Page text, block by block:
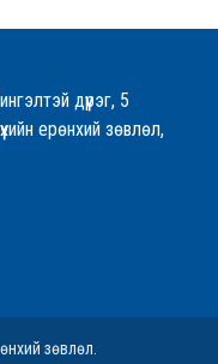
дүүрэг, 5
ерөнхий зөвлөл,
зөвлөл.